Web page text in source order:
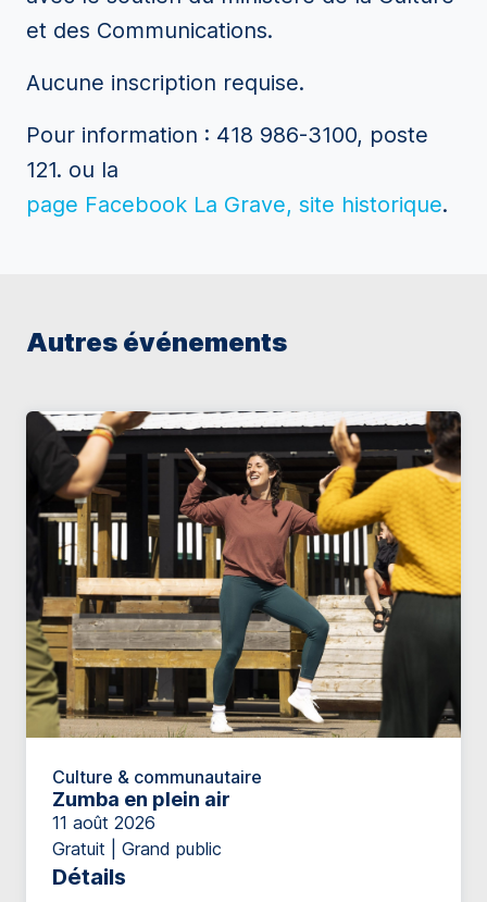
et des Communications.
Aucune inscription requise.
Pour information : 418 986-3100, poste
121. ou la
page Facebook La Grave, site historique.
Autres événements
Culture & communautaire
Zumba en plein air
11 août 2026
Gratuit | Grand public
Détails